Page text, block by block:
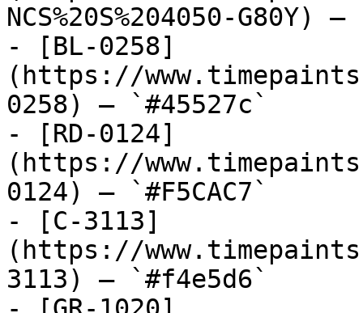
NCS%20S%204050-G80Y)
- [BL-0258]
(https://
0258) — `#45527c`
- [RD-0124]
(https://
0124) — `#F5CAC7`
- [C-3113]
(https://
3113) — `#f4e5d6`